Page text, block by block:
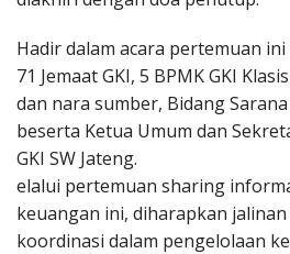
Hadir dalam acara pertemuan
71 Jemaat GKI, 5 BPMK GKI
dan nara sumber, Bidang
beserta Ketua Umum dan
GKI SW Jateng.
elalui pertemuan sharing
keuangan ini, diharapkan
koordinasi dalam pengelolaan